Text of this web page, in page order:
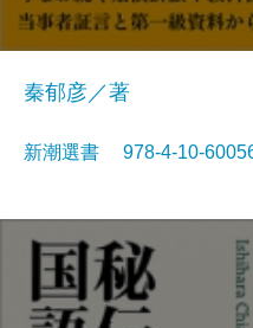
秦郁彦／著
新潮選書 978-4-10-